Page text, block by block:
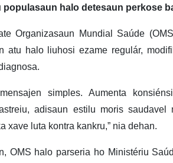
populasaun halo detesaun perkose
Organizasaun Mundial Saúde
atu halo liuhosi ezame regulár,
mensajen simples. Aumenta
adisaun estilu moris
xave luta kontra kankru,” nia dehan.
OMS halo parseria ho Ministériu